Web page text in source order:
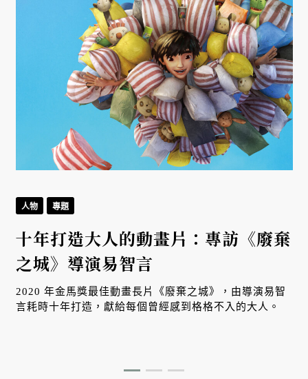
人物 專題
十年打造大人的動畫片：專訪《廢棄
之城》導演易智言
2020 年金馬獎最佳動畫長片《廢棄之城》，由導演易智
言耗時十年打造，獻給每個曾經感到格格不入的大人。